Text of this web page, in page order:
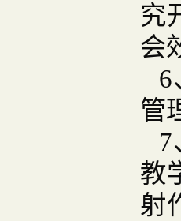
究
会
6
管
7
教
射